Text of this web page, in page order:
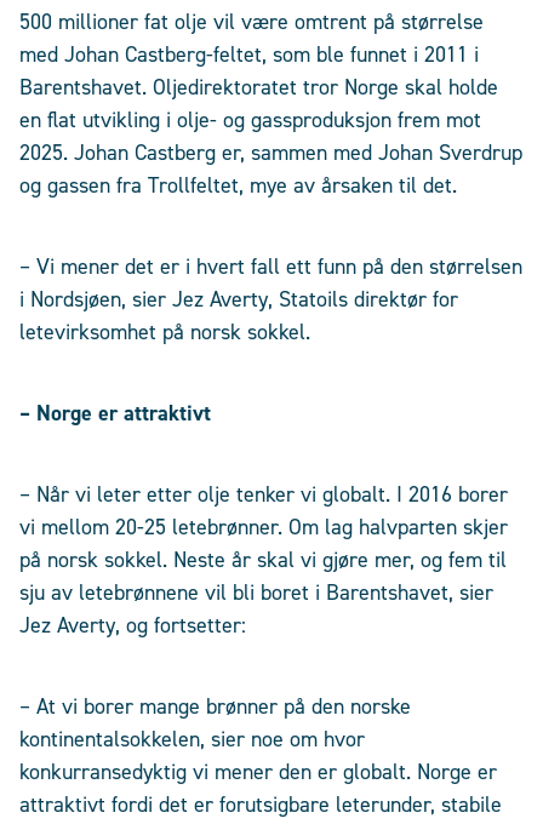
500 millioner fat olje vil være omtrent på størrelse
med Johan Castberg-feltet, som ble funnet i 2011 i
Barentshavet. Oljedirektoratet tror Norge skal holde
en flat utvikling i olje- og gassproduksjon frem mot
2025. Johan Castberg er, sammen med Johan Sverdrup
og gassen fra Trollfeltet, mye av årsaken til det.
– Vi mener det er i hvert fall ett funn på den størrelsen
i Nordsjøen, sier Jez Averty, Statoils direktør for
letevirksomhet på norsk sokkel.
– Norge er attraktivt
– Når vi leter etter olje tenker vi globalt. I 2016 borer
vi mellom 20-25 letebrønner. Om lag halvparten skjer
på norsk sokkel. Neste år skal vi gjøre mer, og fem til
sju av letebrønnene vil bli boret i Barentshavet, sier
Jez Averty, og fortsetter:
– At vi borer mange brønner på den norske
kontinentalsokkelen, sier noe om hvor
konkurransedyktig vi mener den er globalt. Norge er
attraktivt fordi det er forutsigbare leterunder, stabile